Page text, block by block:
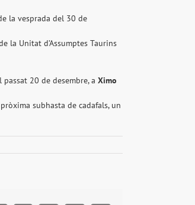
la vesprada del 30 de
la Unitat d’Assumptes Taurins
20 de desembre, a Ximo
subhasta de cadafals, un